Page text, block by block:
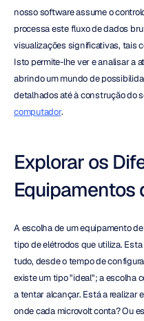
nosso software assume o
processa este fluxo de dados
visualizações significativas, tais
Isto permite-lhe ver e analisar a
abrindo um mundo de
detalhados até à construção do
computador.
Explorar os
Equipamentos
A escolha de um equipamento
tipo de elétrodos que utiliza.
tudo, desde o tempo de
existe um tipo "ideal"; a escolha
a tentar alcançar. Está a realizar
onde cada microvolt conta? Ou